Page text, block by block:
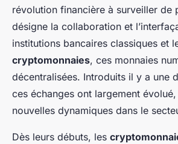
révolution financière à surveiller de
désigne la collaboration et
institutions bancaires classiques et
cryptomonnaies, ces monnaies
décentralisées. Introduits il y a une
ces échanges ont largement
nouvelles dynamiques dans le
Dès leurs débuts, les